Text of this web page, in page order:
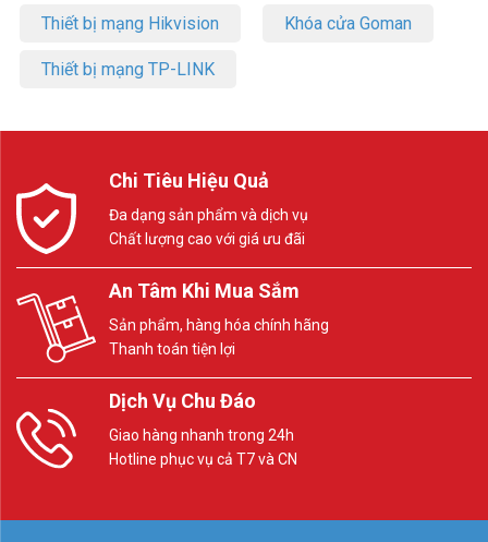
Thiết bị mạng Hikvision Khóa cửa Goman
Thiết bị mạng TP-LINK
Chi Tiêu Hiệu Quả
Đa dạng sản phẩm và dịch vụ
Chất lượng cao với giá ưu đãi
An Tâm Khi Mua Sắm
Sản phẩm, hàng hóa chính hãng
Thanh toán tiện lợi
Dịch Vụ Chu Đáo
Giao hàng nhanh trong 24h
Hotline phục vụ cả T7 và CN